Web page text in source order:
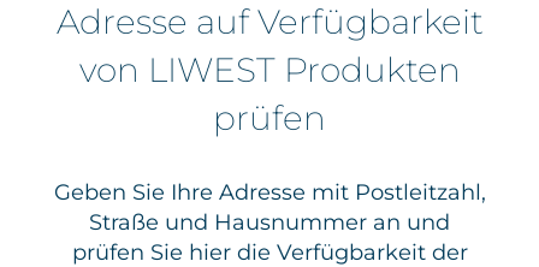
Verfügbarkeit
Kontakt
Adresse auf Verfügbarkeit
von LIWEST Produkten
prüfen
Geben Sie Ihre Adresse mit Postleitzahl,
Straße und Hausnummer an und
prüfen Sie hier die Verfügbarkeit der